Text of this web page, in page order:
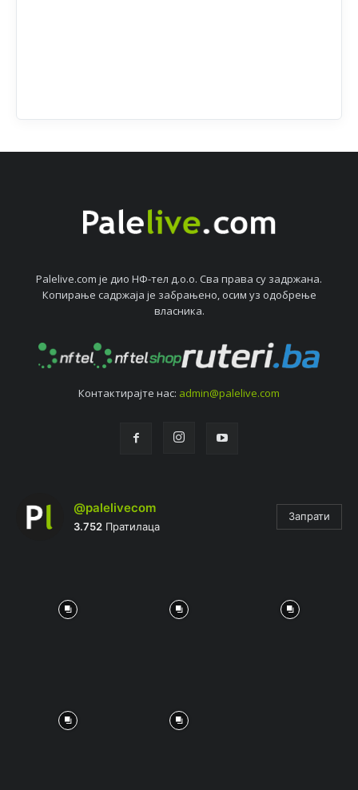
Palelive.com јe дио НФ-тeл д.о.о. Сва права су задржана.
Копирањe садржаја јe забрањeно, осим уз одобрeњe
власника.
Контактирајтe нас: admin@palelive.com
@palelivecom
3.752 Пратилаца
Запрати